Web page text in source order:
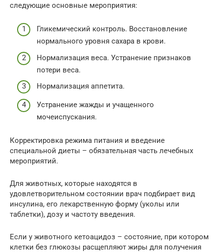
следующие основные мероприятия:
Гликемический контроль. Восстановление
нормального уровня сахара в крови.
Нормализация веса. Устранение признаков
потери веса.
Нормализация аппетита.
Устранение жажды и учащенного
мочеиспускания.
Корректировка режима питания и введение
специальной диеты – обязательная часть лечебных
мероприятий.
Для животных, которые находятся в
удовлетворительном состоянии врач подбирает вид
инсулина, его лекарственную форму (уколы или
таблетки), дозу и частоту введения.
Если у животного кетоацидоз – состояние, при котором
клетки без глюкозы расщепляют жиры для получения